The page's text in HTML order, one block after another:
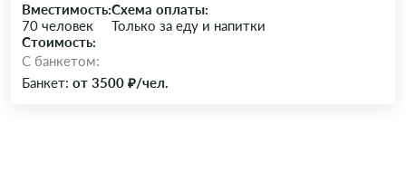
Вместимость:
70 человек
Схема оплаты:
Только за еду и напитки
Стоимость:
C банкетом:
Банкет: от 3500 ₽/чел.